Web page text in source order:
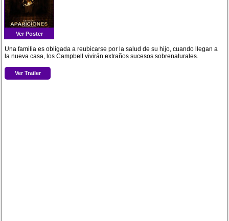
Ver Poster
Una familia es obligada a reubicarse por la salud de su hijo, cuando llegan a
la nueva casa, los Campbell vivirán extraños sucesos sobrenaturales.
Ver Trailer